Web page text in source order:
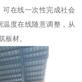
在线一次性完成社会
度在线随意调整，从
板材。